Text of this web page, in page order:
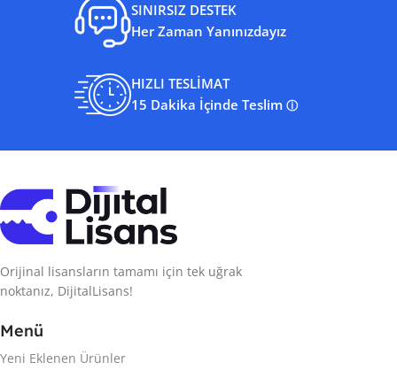
SINIRSIZ DESTEK
Her Zaman Yanınızdayız
HIZLI TESLİMAT
15 Dakika İçinde Teslim ⓘ
Orijinal lisansların tamamı için tek uğrak
noktanız, DijitalLisans!
Menü
Yeni Eklenen Ürünler